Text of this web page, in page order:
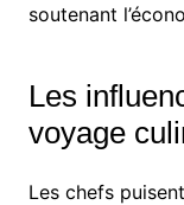
soutenant
Les
voyage
Les chefs